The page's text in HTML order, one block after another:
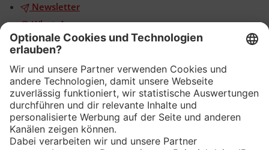
Newsletter
WhatsApp
App